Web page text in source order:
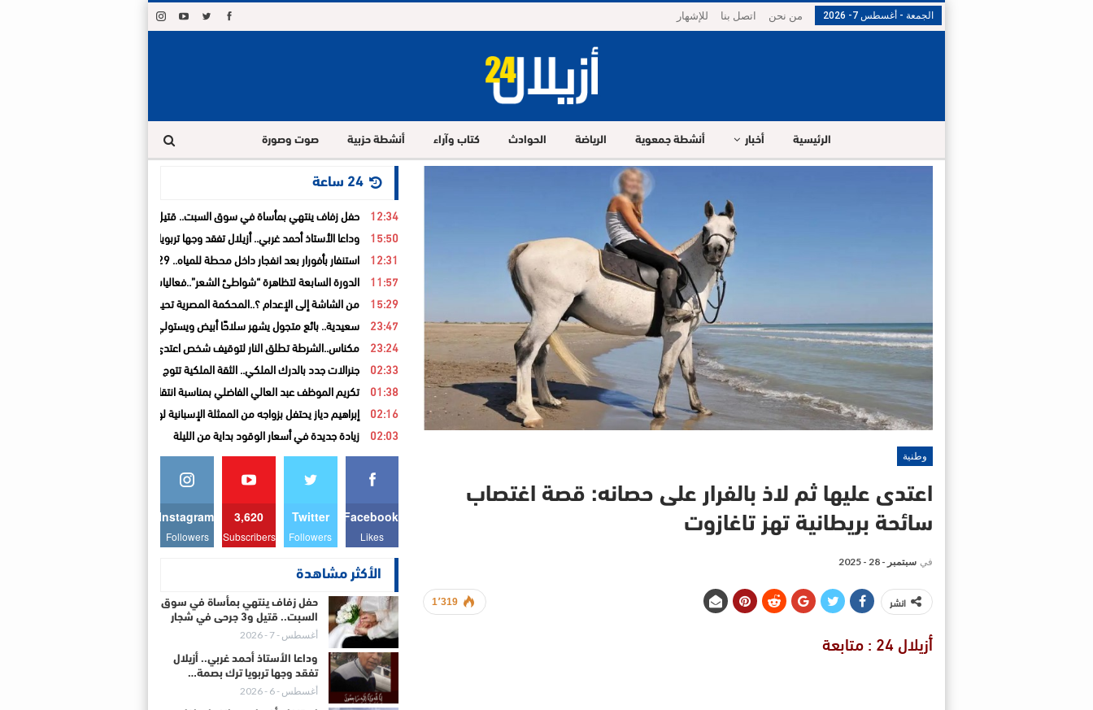
الجمعة - أغسطس 7- 2026 من نحن اتصل بنا للإشهار
الرئيسية أخبار أنشطة جمعوية الرياضة الحوادث كتاب وآراء أنشطة حزبية صوت وصورة
وطنية
اعتدى عليها ثم لاذ بالفرار على حصانه: قصة اغتصاب
سائحة بريطانية تهز تاغازوت
في سبتمبر - 28 - 2025
1٬319 انشر
أزيلال 24 : متابعة
12:34 حفل زفاف ينتهي بمأساة في سوق السبت.. قتيل و3 جرحى في شجار
15:50 وداعا الأستاذ أحمد غربي.. أزيلال تفقد وجها تربويا ترك بصمة في قلوب تلاميذه و
12:31 استنفار بأفورار بعد انفجار داخل محطة للمياه.. 29 حالة اختناق والساكنة تغادر منازلها خوفاً من الغاز
11:57 الدورة السابعة لتظاهرة “شواطئ الشعر”..فعاليات ثقافية تواصل السفر بين المدن
15:29 من الشاشة إلى الإعدام ؟..المحكمة المصرية تحيل أوراق المذيعة سارة خليفة إلى
23:47 سعيدية.. بائع متجول يشهر سلاحًا أبيض ويستولي على سيارة تابعة للجماعة قبل الفرار
23:24 مكناس..الشرطة تطلق النار لتوقيف شخص اعتدى على والديه وأصاب شرطيا بالسلاح
02:33 جنرالات جدد بالدرك الملكي.. الثقة الملكية تتوج مسارات مهنية متميزة
01:38 تكريم الموظف عبد العالي الفاضلي بمناسبة انتقاله إلى المديرية الإقليمية للتجهيز
02:16 إبراهيم دياز يحتفل بزواجه من الممثلة الإسبانية لوزا مينديز
02:03 زيادة جديدة في أسعار الوقود بداية من الليلة
Facebook
Likes
Twitter
Followers
3,620
Subscribers
Instagram
Followers
الأكثر مشاهدة
حفل زفاف ينتهي بمأساة في سوق
السبت.. قتيل و3 جرحى في شجار
أغسطس - 7 - 2026
وداعا الأستاذ أحمد غربي.. أزيلال
تفقد وجها تربويا ترك بصمة…
أغسطس - 6 - 2026